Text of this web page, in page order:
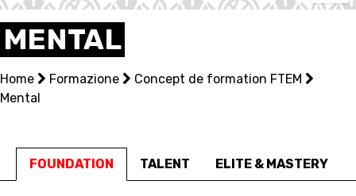
NATIONAL TEAMS
CENTRE NATIONAL
NATIONAL COMPETITIONS
MENTAL
Home Formazione
Concept de formation FTEM
Mental
FOUNDATION TALENT ELITE & MASTERY